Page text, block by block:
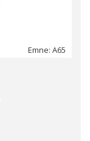
Emne: A65